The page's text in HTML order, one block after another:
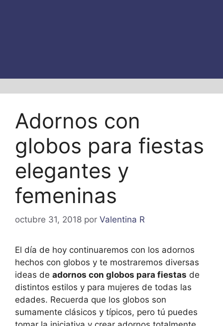
Adornos con
globos para fiestas
elegantes y
femeninas
octubre 31, 2018 por Valentina R
El día de hoy continuaremos con los adornos
hechos con globos y te mostraremos diversas
ideas de adornos con globos para fiestas de
distintos estilos y para mujeres de todas las
edades. Recuerda que los globos son
sumamente clásicos y típicos, pero tú puedes